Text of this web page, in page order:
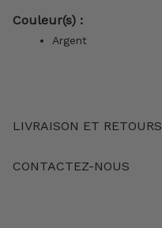
Couleur(s) :
Argent
LIVRAISON ET RETOURS
CONTACTEZ-NOUS